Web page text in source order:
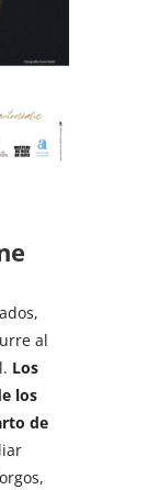
al
Los
los
de